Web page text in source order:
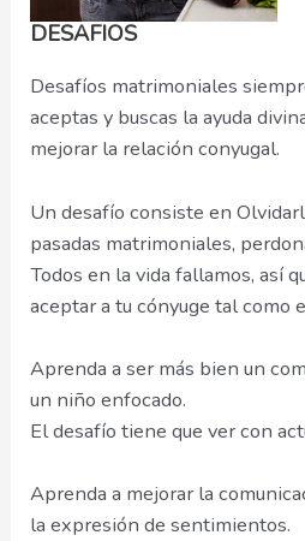
DESAFIOS
Desafíos matrimoniales
aceptas y buscas la ayuda
mejorar la relación conyugal.
Un desafío consiste en
pasadas matrimoniales,
Todos en la vida fallamos, así
aceptar a tu cónyuge tal como
Aprenda a ser más bien un
un niño enfocado.
El desafío tiene que ver con
Aprenda a mejorar la
la expresión de sentimientos.